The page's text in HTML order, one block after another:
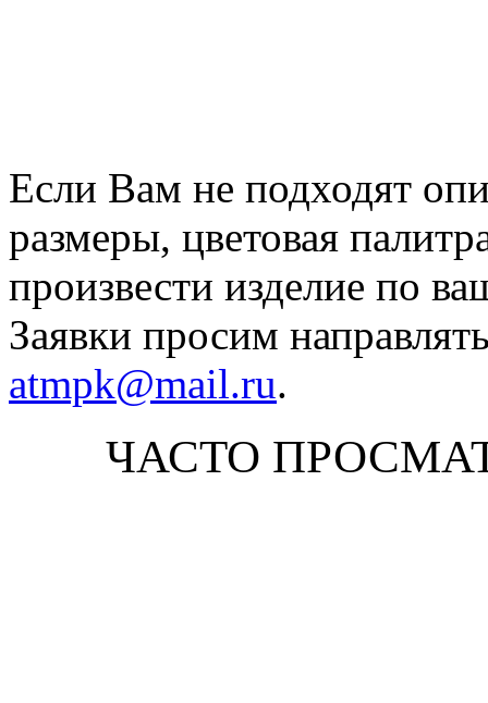
Если Вам не подходят
размеры, цветовая
произвести изделие по
Заявки просим
atmpk@mail.ru.
ЧАСТО